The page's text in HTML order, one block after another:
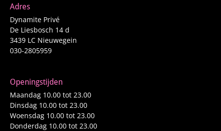
Adres
Dynamite Privé
De Liesbosch 14 d
3439 LC Nieuwegein
030-2805959
Openingstijden
Maandag 10.00 tot 23.00
Dinsdag 10.00 tot 23.00
Woensdag 10.00 tot 23.00
Donderdag 10.00 tot 23.00